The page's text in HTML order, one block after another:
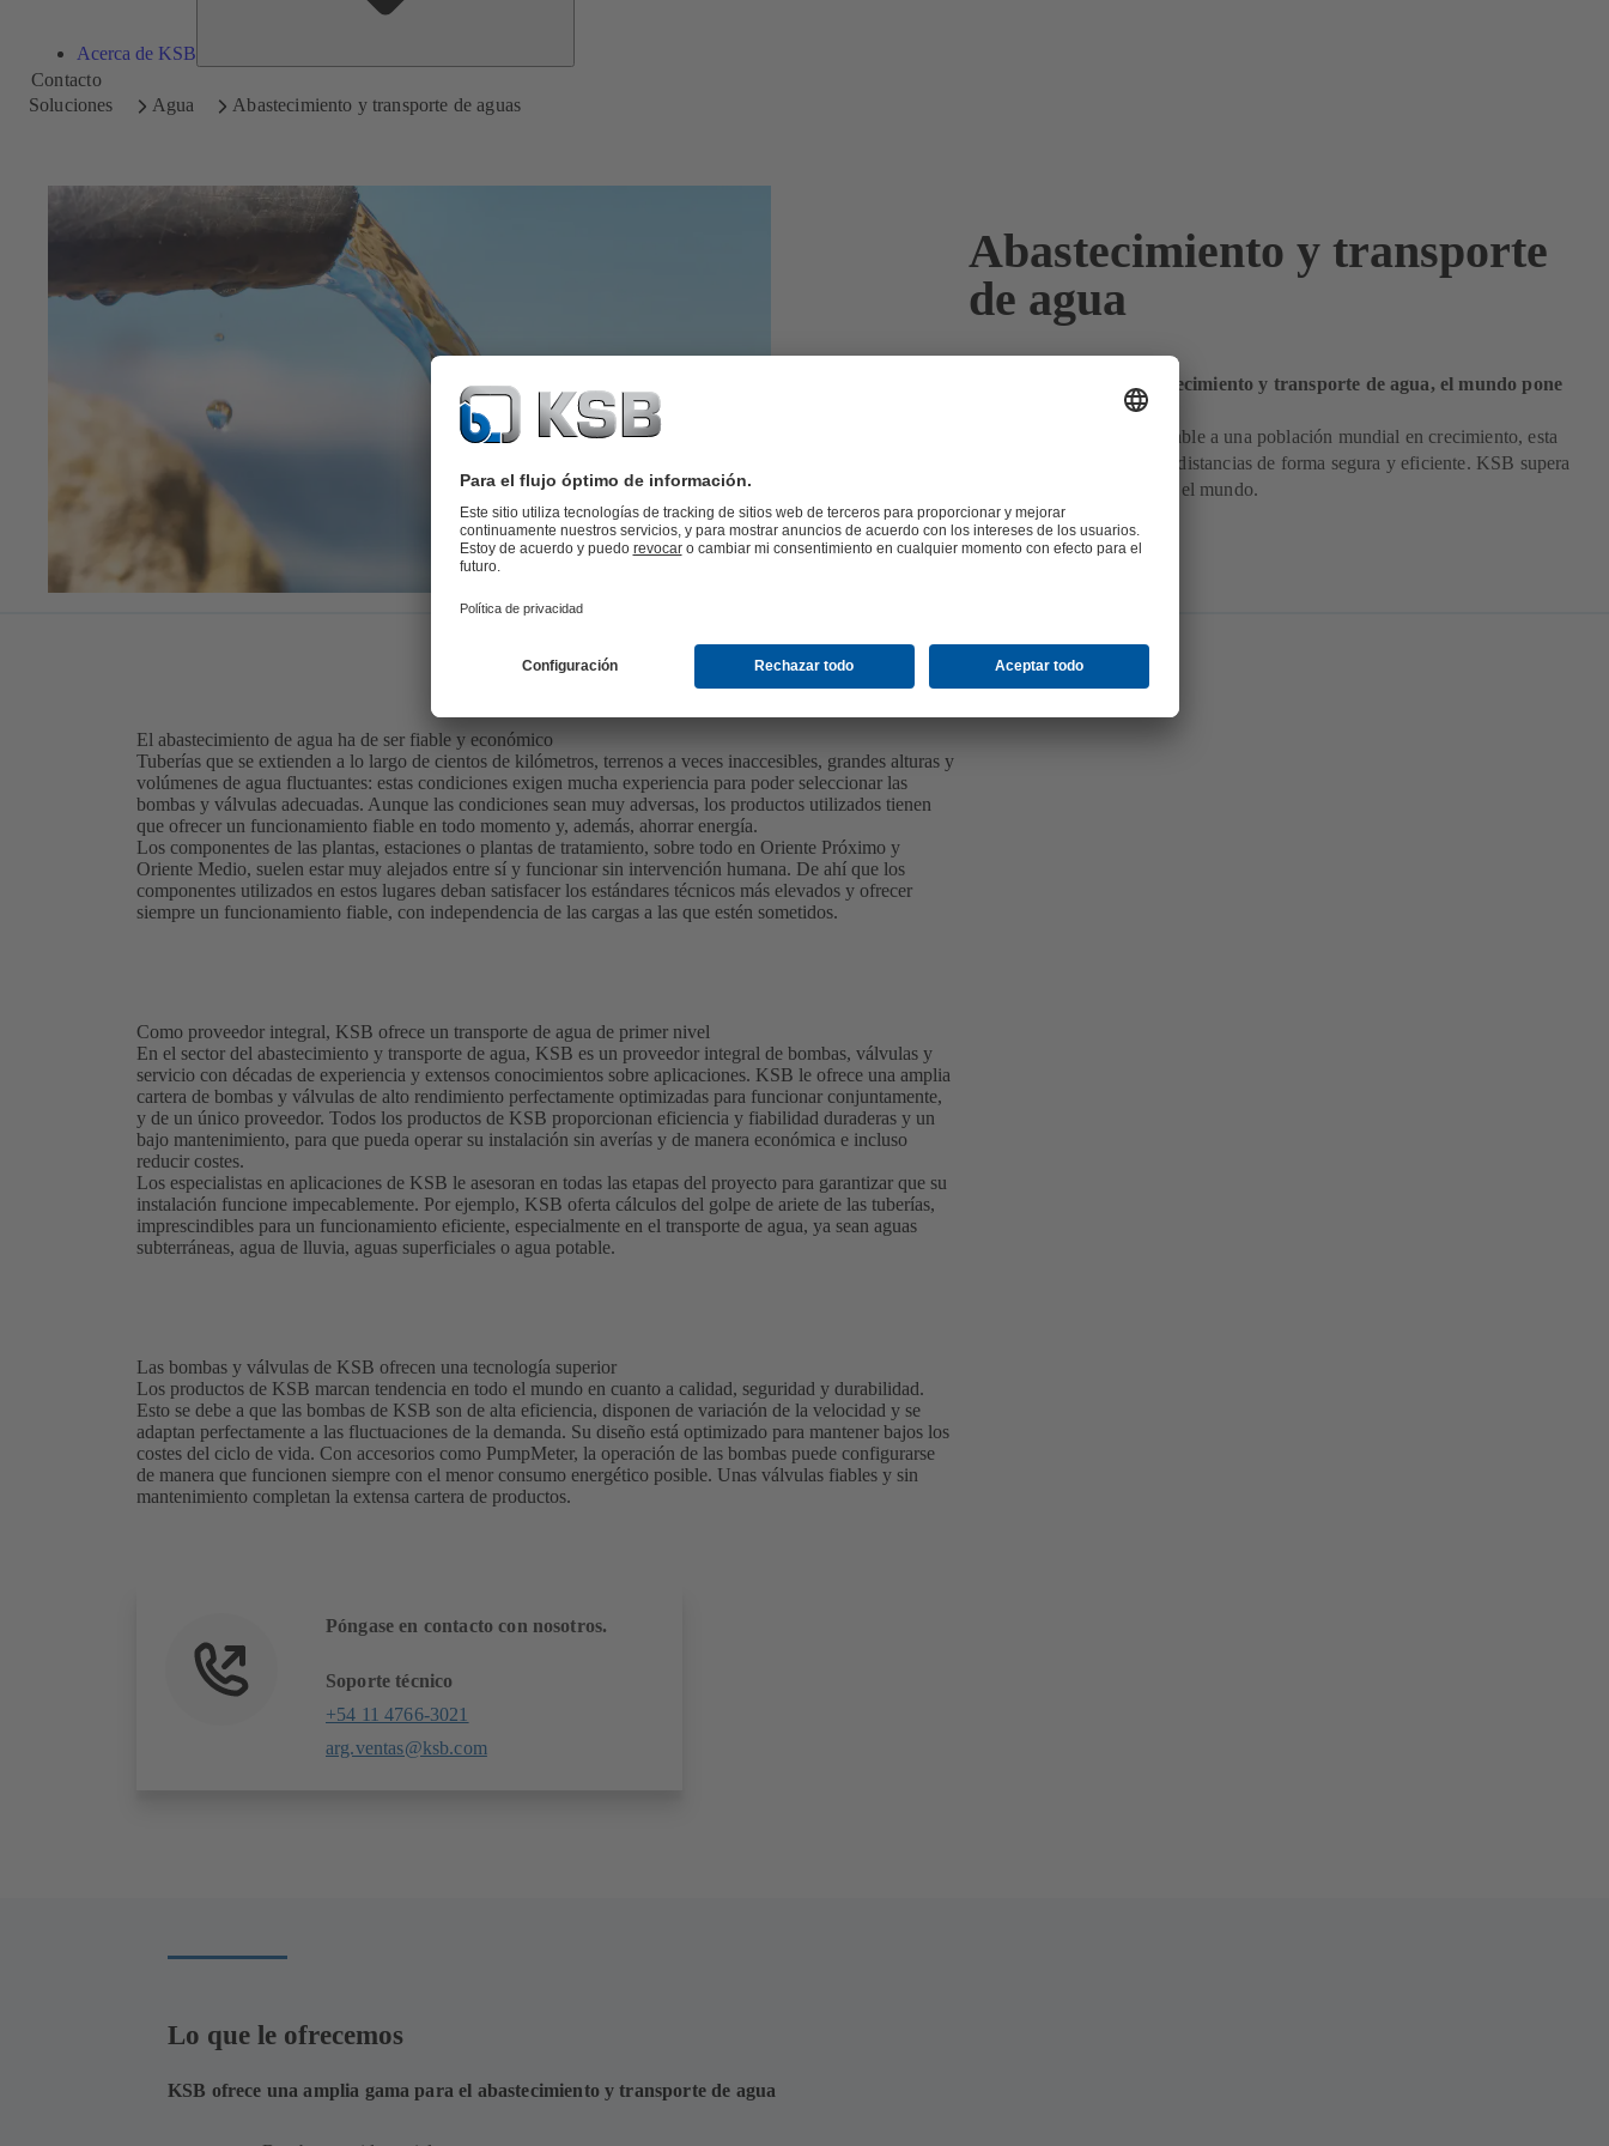
Acerca de KSB
Contacto
Soluciones
Agua Abastecimiento y transporte de aguas
Abastecimiento y transporte
de agua
Cuando se trata de abastecimiento y transporte de agua, el mundo pone
su confianza en KSB
Para abastecer de agua potable a una población mundial en crecimiento, esta
debe transportarse a largas distancias de forma segura y eficiente. KSB supera
con éxito este reto, en todo el mundo.
El abastecimiento de agua ha de ser fiable y económico
Tuberías que se extienden a lo largo de cientos de kilómetros, terrenos a veces inaccesibles, grandes alturas y
volúmenes de agua fluctuantes: estas condiciones exigen mucha experiencia para poder seleccionar las
bombas y válvulas adecuadas. Aunque las condiciones sean muy adversas, los productos utilizados tienen
que ofrecer un funcionamiento fiable en todo momento y, además, ahorrar energía.
Los componentes de las plantas, estaciones o plantas de tratamiento, sobre todo en Oriente Próximo y
Oriente Medio, suelen estar muy alejados entre sí y funcionar sin intervención humana. De ahí que los
componentes utilizados en estos lugares deban satisfacer los estándares técnicos más elevados y ofrecer
siempre un funcionamiento fiable, con independencia de las cargas a las que estén sometidos.
Como proveedor integral, KSB ofrece un transporte de agua de primer nivel
En el sector del abastecimiento y transporte de agua, KSB es un proveedor integral de bombas, válvulas y
servicio con décadas de experiencia y extensos conocimientos sobre aplicaciones. KSB le ofrece una amplia
cartera de bombas y válvulas de alto rendimiento perfectamente optimizadas para funcionar conjuntamente,
y de un único proveedor. Todos los productos de KSB proporcionan eficiencia y fiabilidad duraderas y un
bajo mantenimiento, para que pueda operar su instalación sin averías y de manera económica e incluso
reducir costes.
Los especialistas en aplicaciones de KSB le asesoran en todas las etapas del proyecto para garantizar que su
instalación funcione impecablemente. Por ejemplo, KSB oferta cálculos del golpe de ariete de las tuberías,
imprescindibles para un funcionamiento eficiente, especialmente en el transporte de agua, ya sean aguas
subterráneas, agua de lluvia, aguas superficiales o agua potable.
Las bombas y válvulas de KSB ofrecen una tecnología superior
Los productos de KSB marcan tendencia en todo el mundo en cuanto a calidad, seguridad y durabilidad.
Esto se debe a que las bombas de KSB son de alta eficiencia, disponen de variación de la velocidad y se
adaptan perfectamente a las fluctuaciones de la demanda. Su diseño está optimizado para mantener bajos los
costes del ciclo de vida. Con accesorios como PumpMeter, la operación de las bombas puede configurarse
de manera que funcionen siempre con el menor consumo energético posible. Unas válvulas fiables y sin
mantenimiento completan la extensa cartera de productos.
Póngase en contacto con nosotros.
Soporte técnico
+54 11 4766-3021
arg.ventas@ksb.com
Lo que le ofrecemos
KSB ofrece una amplia gama para el abastecimiento y transporte de agua